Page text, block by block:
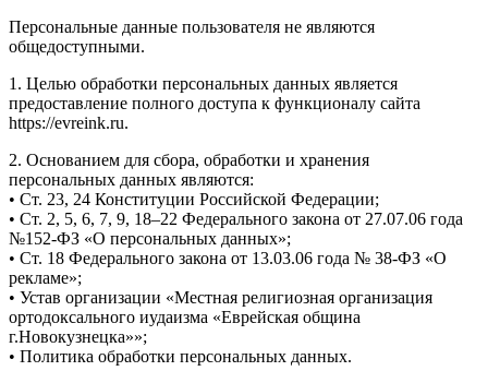
Персональные данные пользователя не являются
общедоступными.
1. Целью обработки персональных данных является
предоставление полного доступа к функционалу сайта
https://evreink.ru.
2. Основанием для сбора, обработки и хранения
персональных данных являются:
• Ст. 23, 24 Конституции Российской Федерации;
• Ст. 2, 5, 6, 7, 9, 18–22 Федерального закона от 27.07.06 года
№152-ФЗ «О персональных данных»;
• Ст. 18 Федерального закона от 13.03.06 года № 38-ФЗ «О
рекламе»;
• Устав организации «Местная религиозная организация
ортодоксального иудаизма «Еврейская община
г.Новокузнецка»»;
• Политика обработки персональных данных.